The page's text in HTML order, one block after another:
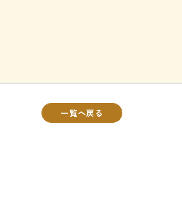
一覧へ戻る